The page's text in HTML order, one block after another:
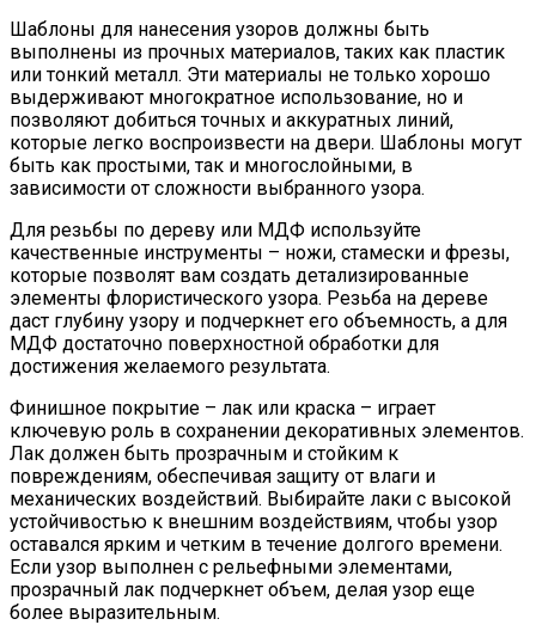
Шаблоны для нанесения узоров должны быть
выполнены из прочных материалов, таких как пластик
или тонкий металл. Эти материалы не только хорошо
выдерживают многократное использование, но и
позволяют добиться точных и аккуратных линий,
которые легко воспроизвести на двери. Шаблоны могут
быть как простыми, так и многослойными, в
зависимости от сложности выбранного узора.
Для резьбы по дереву или МДФ используйте
качественные инструменты – ножи, стамески и фрезы,
которые позволят вам создать детализированные
элементы флористического узора. Резьба на дереве
даст глубину узору и подчеркнет его объемность, а для
МДФ достаточно поверхностной обработки для
достижения желаемого результата.
Финишное покрытие – лак или краска – играет
ключевую роль в сохранении декоративных элементов.
Лак должен быть прозрачным и стойким к
повреждениям, обеспечивая защиту от влаги и
механических воздействий. Выбирайте лаки с высокой
устойчивостью к внешним воздействиям, чтобы узор
оставался ярким и четким в течение долгого времени.
Если узор выполнен с рельефными элементами,
прозрачный лак подчеркнет объем, делая узор еще
более выразительным.